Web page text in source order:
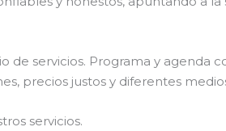
de servicios. Programa y agenda
precios justos y diferentes
servicios.